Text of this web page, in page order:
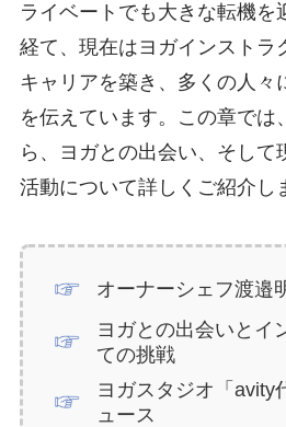
ライベートでも大きな転機を
経て、現在はヨガインストラ
キャリアを築き、多くの人々
を伝えています。この章では
ら、ヨガとの出会い、そして
活動について詳しくご紹介し
オーナーシェフ渡邉
ヨガとの出会いとイ
ての挑戦
ヨガスタジオ「avity
ュース